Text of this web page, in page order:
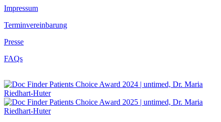
Impressum
Terminvereinbarung
Presse
FAQs